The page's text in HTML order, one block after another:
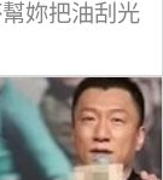
妳把油刮光